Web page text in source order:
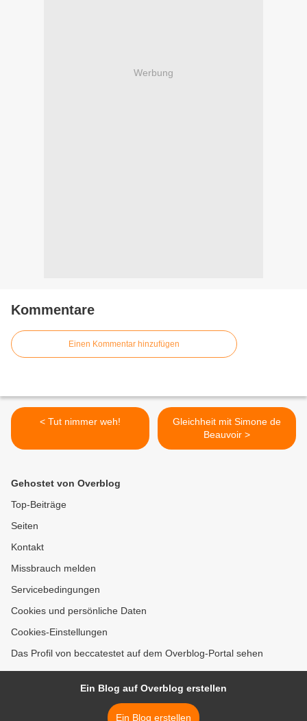
Werbung
Kommentare
Einen Kommentar hinzufügen
< Tut nimmer weh!
Gleichheit mit Simone de
Beauvoir >
Gehostet von Overblog
Top-Beiträge
Seiten
Kontakt
Missbrauch melden
Servicebedingungen
Cookies und persönliche Daten
Cookies-Einstellungen
Das Profil von beccatestet auf dem Overblog-Portal sehen
Ein Blog auf Overblog erstellen
Ein Blog erstellen